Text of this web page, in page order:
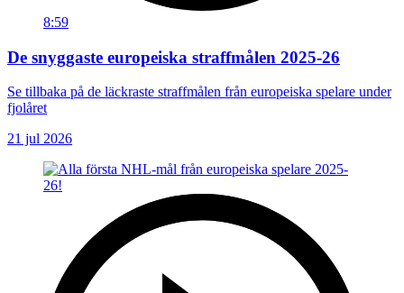
8:59
De snyggaste europeiska straffmålen 2025-26
Se tillbaka på de läckraste straffmålen från europeiska spelare under
fjolåret
21 jul 2026